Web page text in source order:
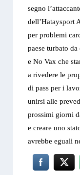
segno
dell’Hataysport
per problemi
paese turbato
e No Vax che
a rivedere le
di pass per i
unirsi alle
prossimi giorni
e creare uno
avrebbe eguali